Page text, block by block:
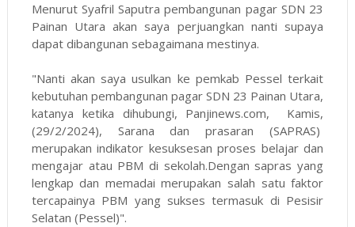
Menurut Syafril Saputra pembangunan pagar SDN 23
Painan Utara akan saya perjuangkan nanti supaya
dapat dibangunan sebagaimana mestinya.
"Nanti akan saya usulkan ke pemkab Pessel terkait
kebutuhan pembangunan pagar SDN 23 Painan Utara,
katanya ketika dihubungi, Panjinews.com, Kamis,
(29/2/2024), Sarana dan prasaran (SAPRAS)
merupakan indikator kesuksesan proses belajar dan
mengajar atau PBM di sekolah.Dengan sapras yang
lengkap dan memadai merupakan salah satu faktor
tercapainya PBM yang sukses termasuk di Pesisir
Selatan (Pessel)".